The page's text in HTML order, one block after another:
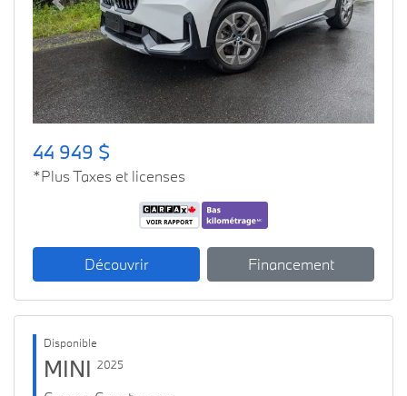
Previous Next
44 949 $
*Plus Taxes et licenses
Découvrir Financement
Disponible
MINI 2025